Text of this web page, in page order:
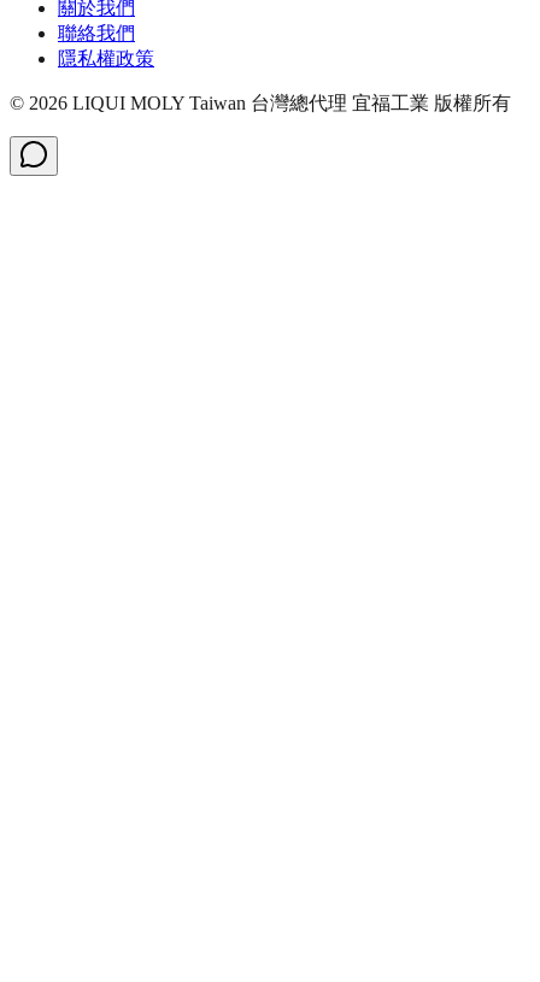
關於我們
聯絡我們
隱私權政策
© 2026 LIQUI MOLY Taiwan 台灣總代理 宜福工業 版權所有